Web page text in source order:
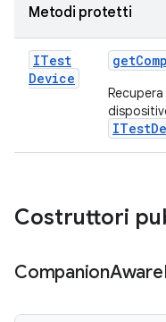
Metodi protetti
ITest
Device
get
Costruttori
CompanionAware